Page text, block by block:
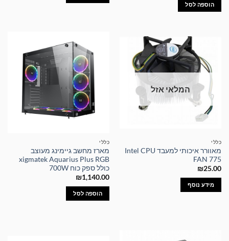
הוספה לסל
המלאי אזל
כללי
מאוורר איכותי למעבד Intel CPU
FAN 775
₪25.00
מידע נוסף
כללי
מארז מחשב גיימינג מעוצב
xigmatek Aquarius Plus RGB
כולל ספק כוח 700W
₪1,140.00
הוספה לסל